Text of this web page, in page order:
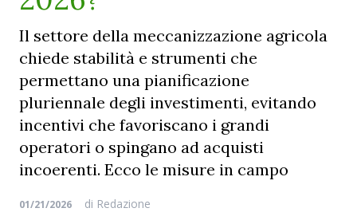
Il settore della meccanizzazione agricola
chiede stabilità e strumenti che
permettano una pianificazione
pluriennale degli investimenti, evitando
incentivi che favoriscano i grandi
operatori o spingano ad acquisti
incoerenti. Ecco le misure in campo
01/21/2026 di Redazione